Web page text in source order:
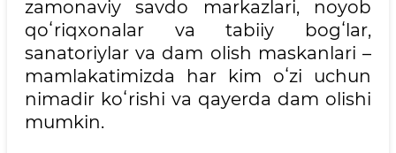
zamonaviy savdo markazlari, noyob
qoʻriqxonalar va tabiiy bogʻlar,
sanatoriylar va dam olish maskanlari –
mamlakatimizda har kim oʻzi uchun
nimadir koʻrishi va qayerda dam olishi
mumkin.